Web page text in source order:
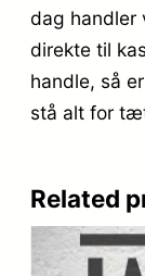
dag handler
direkte til
handle, så
stå alt for
Related